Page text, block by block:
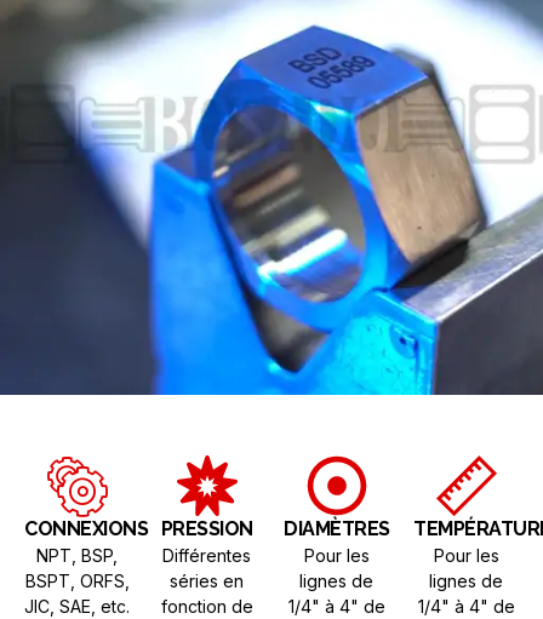
CONNEXIONS
NPT, BSP,
BSPT, ORFS,
JIC, SAE, etc.
PRESSION
Différentes
séries en
fonction de
DIAMÈTRES
Pour les
lignes de
1/4" à 4" de
Pour les
lignes de
1/4" à 4" de